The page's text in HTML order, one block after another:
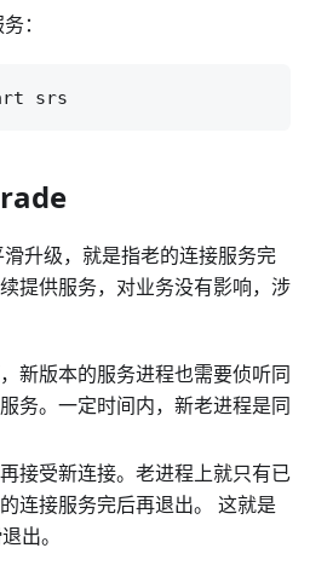
：
升级，就是指老的连接服务完
提供服务，对业务没有影响，涉
新版本的服务进程也需要侦听同
务。一定时间内，新老进程是同
接受新连接。老进程上就只有已
连接服务完后再退出。 这就是
出。